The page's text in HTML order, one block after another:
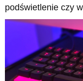
podświetlenie czy